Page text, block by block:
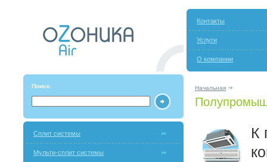
Контакты
Услуги
О компании
Поиск: Начальная
Сплит системы
Мульти-сплит системы
К